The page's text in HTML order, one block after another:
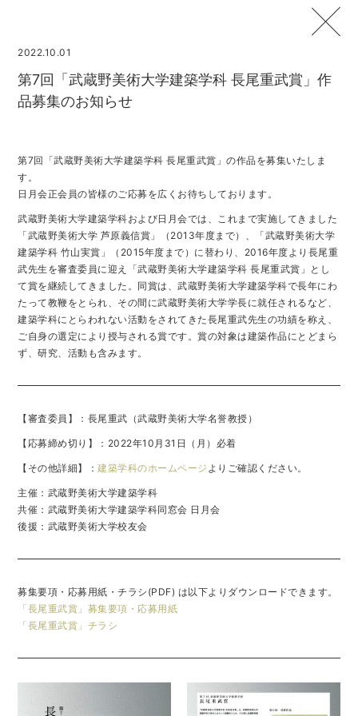
2022.10.01
第7回「武蔵野美術大学建築学科 長尾重武賞」作
品募集のお知らせ
第7回「武蔵野美術大学建築学科 長尾重武賞」の作品を募集いたしま
す。
日月会正会員の皆様のご応募を広くお待ちしております。
武蔵野美術大学建築学科および日月会では、これまで実施してきました
「武蔵野美術大学 芦原義信賞」（2013年度まで）、「武蔵野美術大学
建築学科 竹山実賞」（2015年度まで）に替わり、2016年度より長尾重
武先生を審査委員に迎え「武蔵野美術大学建築学科 長尾重武賞」とし
て賞を継続してきました。同賞は、武蔵野美術大学建築学科で長年にわ
たって教鞭をとられ、その間に武蔵野美術大学学長に就任されるなど、
建築学科にとらわれない活動をされてきた長尾重武先生の功績を称え、
ご自身の選定により授与される賞です。賞の対象は建築作品にとどまら
ず、研究、活動も含みます。
【審査委員】：長尾重武（武蔵野美術大学名誉教授）
【応募締め切り】：2022年10月31日（月）必着
【その他詳細】：建築学科のホームページ よりご確認ください。
主催：武蔵野美術大学建築学科
共催：武蔵野美術大学建築学科同窓会 日月会
後援：武蔵野美術大学校友会
募集要項・応募用紙・チラシ(PDF) は以下よりダウンロードできます。
「長尾重武賞」募集要項・応募用紙
「長尾重武賞」チラシ